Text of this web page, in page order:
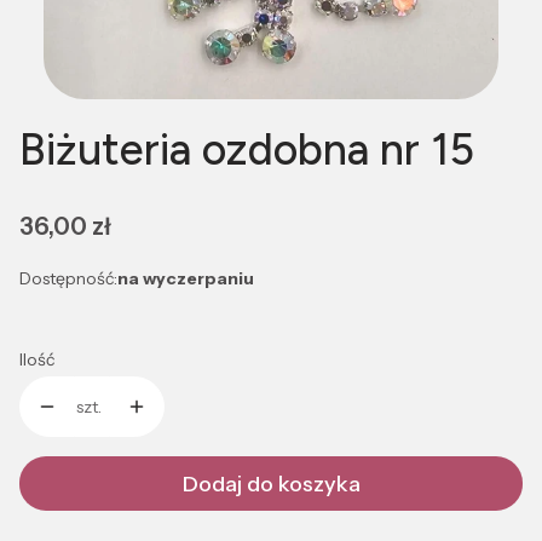
Biżuteria ozdobna nr 15
Cena
36,00 zł
Dostępność:na wyczerpaniu
Ilość
szt.
Dodaj do koszyka